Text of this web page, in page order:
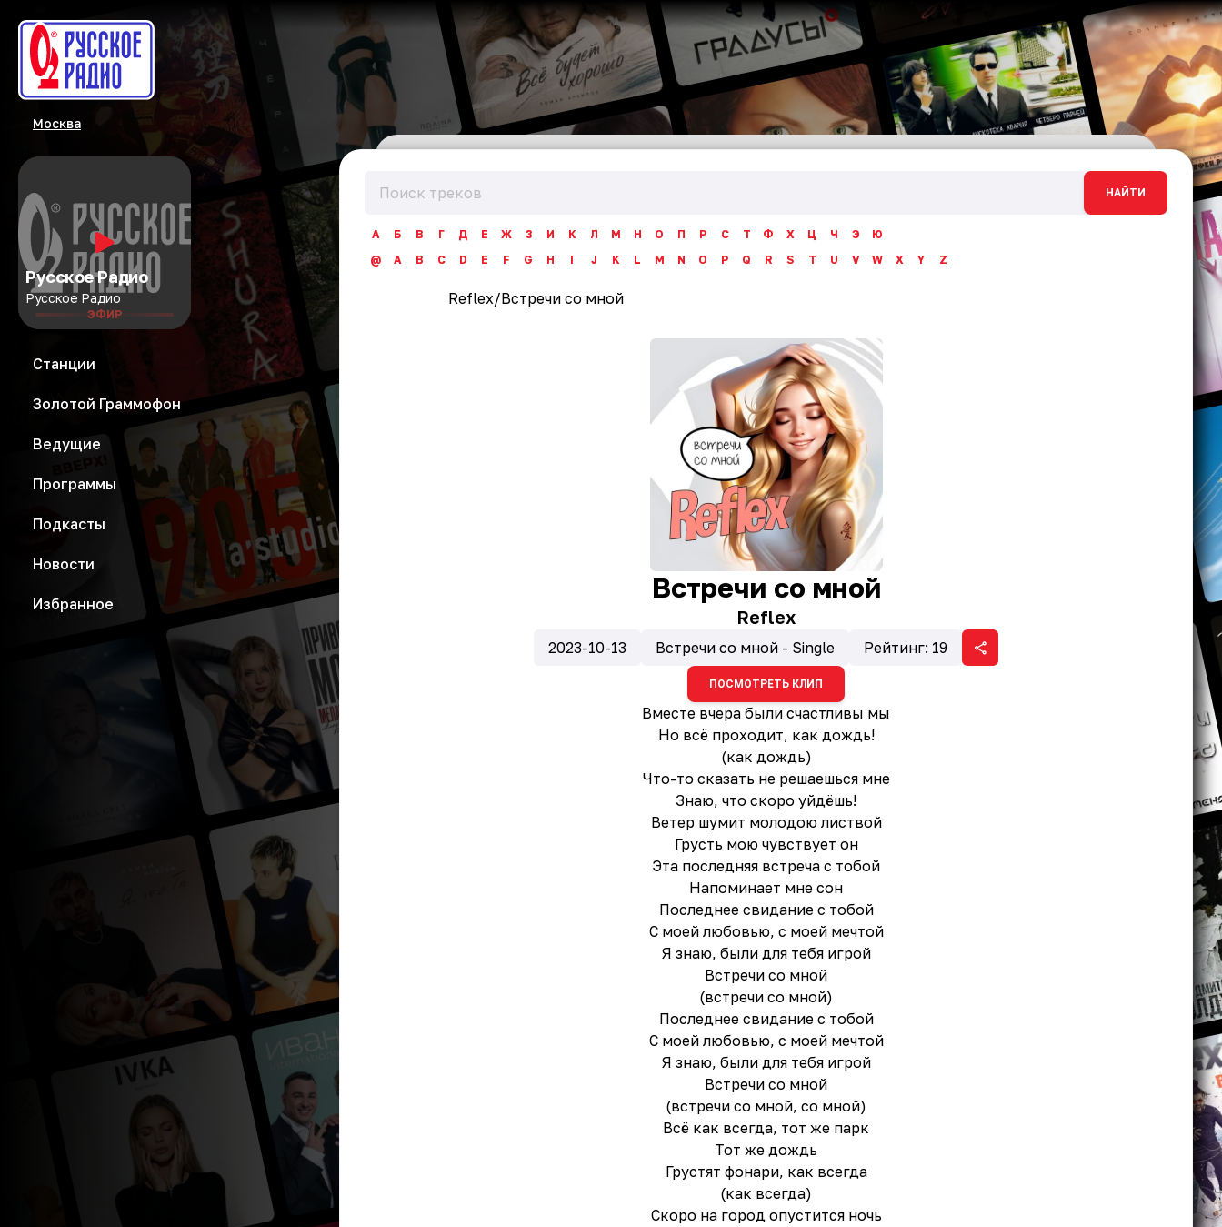
Москва
Русское Радио
Русское Радио
ЭФИР
Станции
Золотой Граммофон
Ведущие
Программы
Подкасты
Новости
Избранное
НАЙТИ
А Б В Г Д Е Ж З И К Л М Н О П Р С Т Ф Х Ц Ч Э
Ю
@
A B C D E F G H I J K L M N O P Q R S T U V W X Y Z
Reflex/Встречи со мной
Встречи со мной
Reflex
2023-10-13 Встречи со мной - Single Рейтинг: 19
ПОСМОТРЕТЬ КЛИП
Вместе вчера были счастливы мы
Но всё проходит, как дождь!
(как дождь)
Что-то сказать не решаешься мне
Знаю, что скоро уйдёшь!
Ветер шумит молодою листвой
Грусть мою чувствует он
Эта последняя встреча с тобой
Напоминает мне сон
Последнее свидание с тобой
С моей любовью, с моей мечтой
Я знаю, были для тебя игрой
Встречи со мной
(встречи со мной)
Последнее свидание с тобой
С моей любовью, с моей мечтой
Я знаю, были для тебя игрой
Встречи со мной
(встречи со мной, со мной)
Всё как всегда, тот же парк
Тот же дождь
Грустят фонари, как всегда
(как всегда)
Скоро на город опустится ночь